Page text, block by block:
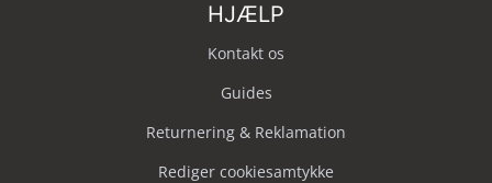
HJÆLP
Kontakt os
Guides
Returnering & Reklamation
Rediger cookiesamtykke